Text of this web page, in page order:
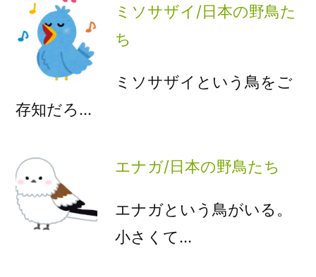
ミソサザイ/日本の野鳥た
ち
ミソサザイという鳥をご
存知だろ…
エナガ/日本の野鳥たち
エナガという鳥がいる。
小さくて…